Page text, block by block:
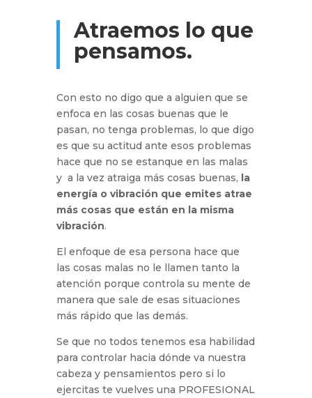
Atraemos lo que
pensamos.
Con esto no digo que a alguien que se
enfoca en las cosas buenas que le
pasan, no tenga problemas, lo que digo
es que su actitud ante esos problemas
hace que no se estanque en las malas
y a la vez atraiga más cosas buenas, la
energía o vibración que emites atrae
más cosas que están en la misma
vibración.
El enfoque de esa persona hace que
las cosas malas no le llamen tanto la
atención porque controla su mente de
manera que sale de esas situaciones
más rápido que las demás.
Se que no todos tenemos esa habilidad
para controlar hacia dónde va nuestra
cabeza y pensamientos pero si lo
ejercitas te vuelves una PROFESIONAL